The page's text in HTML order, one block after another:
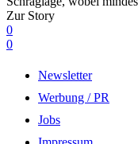
Zur Story
0
0
Newsletter
Werbung / PR
Jobs